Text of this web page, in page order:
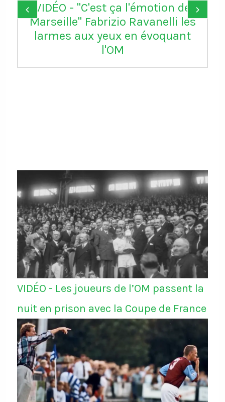
VIDÉO - "C'est ça l'émotion de
Marseille" Fabrizio Ravanelli les
larmes aux yeux en évoquant
l'OM
‹ ›
VIDÉO - Les joueurs de l’OM passent la
nuit en prison avec la Coupe de France